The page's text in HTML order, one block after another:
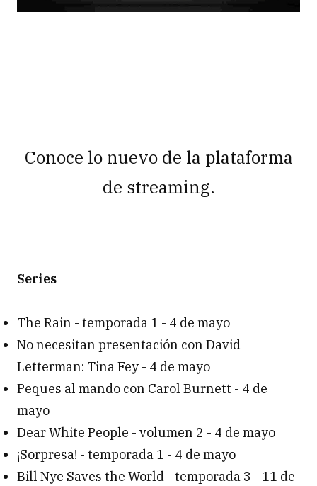
Conoce lo nuevo de la plataforma
de streaming.
Series
The Rain - temporada 1 - 4 de mayo
No necesitan presentación con David
Letterman: Tina Fey - 4 de mayo
Peques al mando con Carol Burnett - 4 de
mayo
Dear White People - volumen 2 - 4 de mayo
¡Sorpresa! - temporada 1 - 4 de mayo
Bill Nye Saves the World - temporada 3 - 11 de